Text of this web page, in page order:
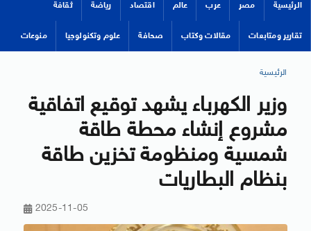
الرئيسية مصر عرب عالم اقتصاد رياضة ثقافة
تقارير ومتابعات مقالات وكتاب صحافة علوم وتكنولوجيا منوعات
الرئيسية
وزير الكهرباء يشهد توقيع اتفاقية
مشروع إنشاء محطة طاقة
شمسية ومنظومة تخزين طاقة
بنظام البطاريات
2025-11-05